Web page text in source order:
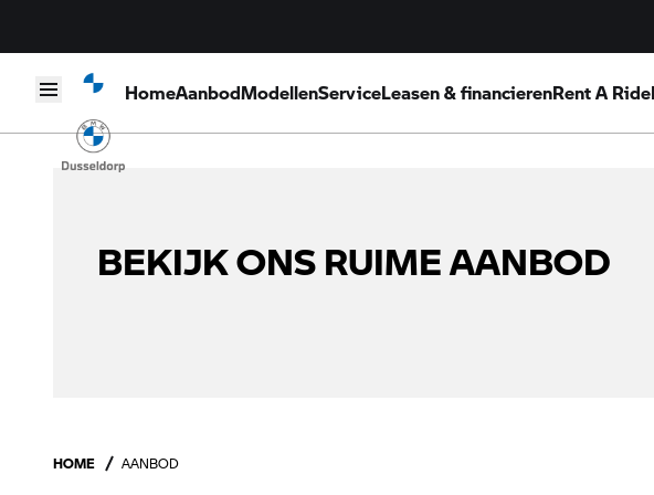
HomeAanbodModellenServiceLeasen & financierenRent A Ride
Skip to content
BEKIJK ONS RUIME AANBOD
HOME AANBOD